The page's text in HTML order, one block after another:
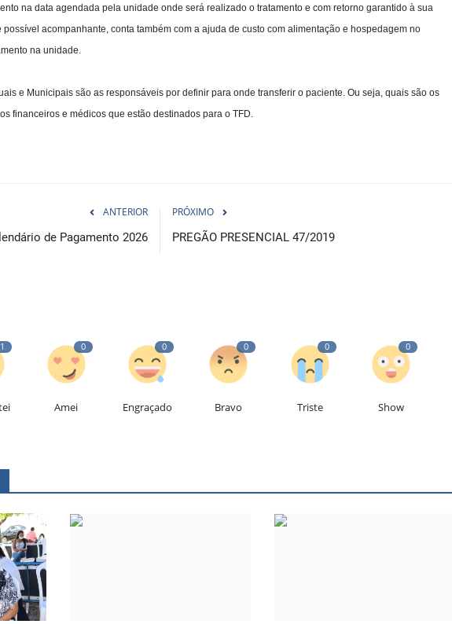
na data agendada pela unidade onde será realizado o tratamento e com retorno garantido à sua
acompanhante, conta também com a ajuda de custo com alimentação e hospedagem no
na unidade.
e Municipais são as responsáveis por definir para onde transferir o paciente. Ou seja, quais são os
financeiros e médicos que estão destinados para o TFD.
ANTERIOR
de Pagamento 2026
PRÓXIMO
PREGÃO PRESENCIAL 47/2019
1 0
Amei
0
Engraçado
0
Bravo
0
Triste
0
Show